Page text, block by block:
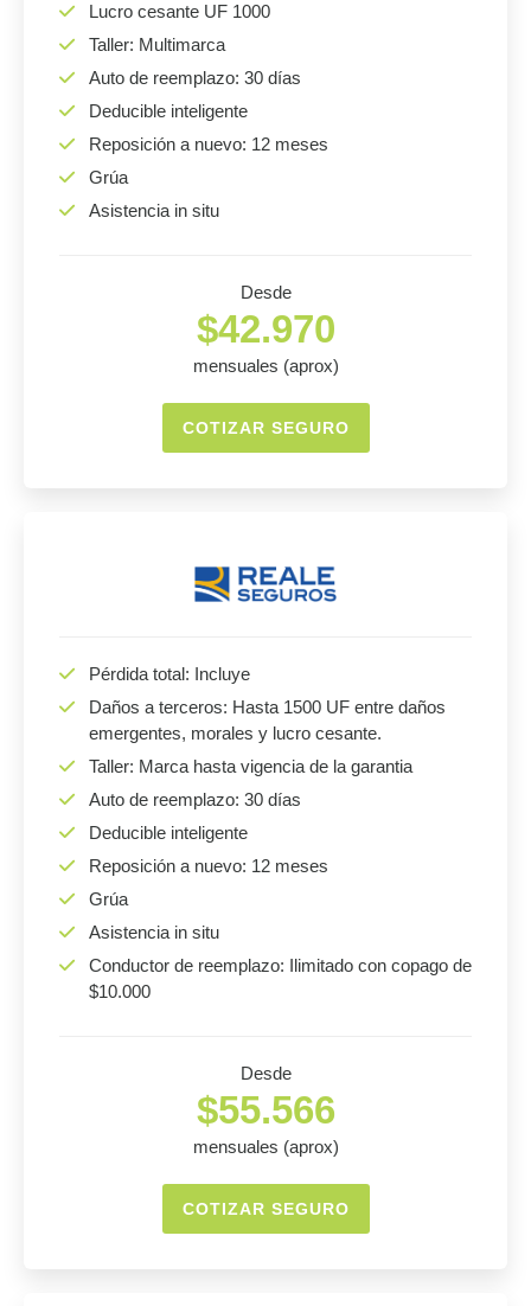
Lucro cesante UF 1000
Taller: Multimarca
Auto de reemplazo: 30 días
Deducible inteligente
Reposición a nuevo: 12 meses
Grúa
Asistencia in situ
Desde
$42.970
mensuales (aprox)
COTIZAR SEGURO
Pérdida total: Incluye
Daños a terceros: Hasta 1500 UF entre daños
emergentes, morales y lucro cesante.
Taller: Marca hasta vigencia de la garantia
Auto de reemplazo: 30 días
Deducible inteligente
Reposición a nuevo: 12 meses
Grúa
Asistencia in situ
Conductor de reemplazo: Ilimitado con copago de
$10.000
Desde
$55.566
mensuales (aprox)
COTIZAR SEGURO